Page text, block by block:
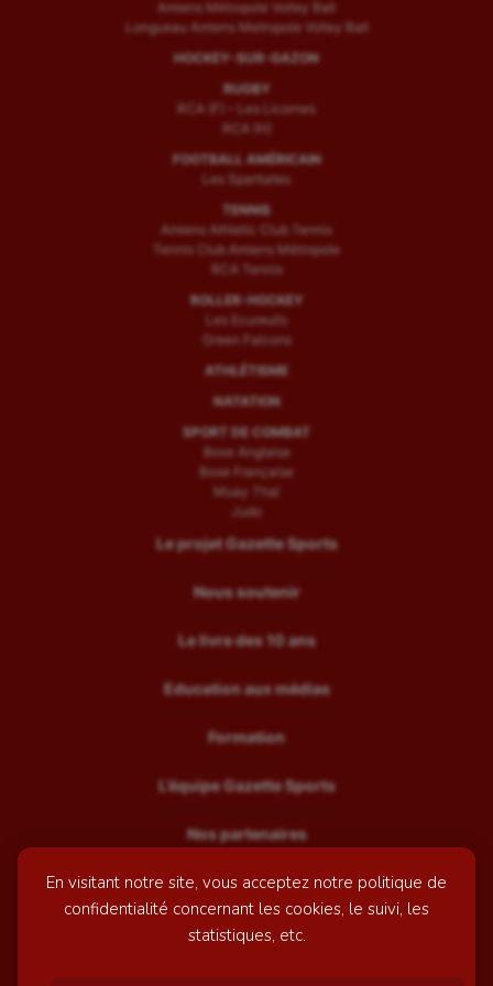
En visitant notre site, vous acceptez notre politique de
confidentialité concernant les cookies, le suivi, les
statistiques, etc.
Amiens Métropole Volley Ball
Longueau Amiens Metropole Volley Ball
HOCKEY-SUR-GAZON
RUGBY
RCA (F) – Les Licornes
RCA (H)
FOOTBALL AMÉRICAIN
Les Spartiates
TENNIS
Amiens Athletic Club Tennis
Tennis Club Amiens Métropole
RCA Tennis
ROLLER-HOCKEY
Les Ecureuils
Green Falcons
ATHLÉTISME
NATATION
SPORT DE COMBAT
Boxe Anglaise
Boxe Française
Muay Thaï
Judo
Le projet Gazette Sports
Nous soutenir
Le livre des 10 ans
Education aux médias
Formation
L’équipe Gazette Sports
Nos partenaires
Recrutement
Mentions légales